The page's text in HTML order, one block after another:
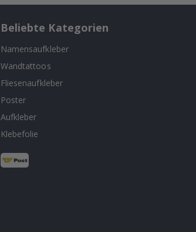
Beliebte Kategorien
Namensaufkleber
Wandtattoos
Fliesenaufkleber
Poster
Aufkleber
Klebefolie